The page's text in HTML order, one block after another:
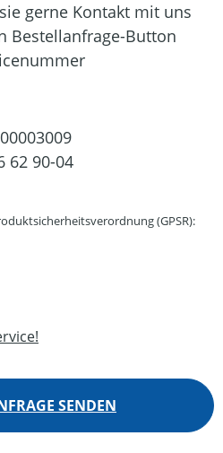
gerne Kontakt mit uns
Bestellanfrage-Button
62 90-04
(GPSR):
SENDEN